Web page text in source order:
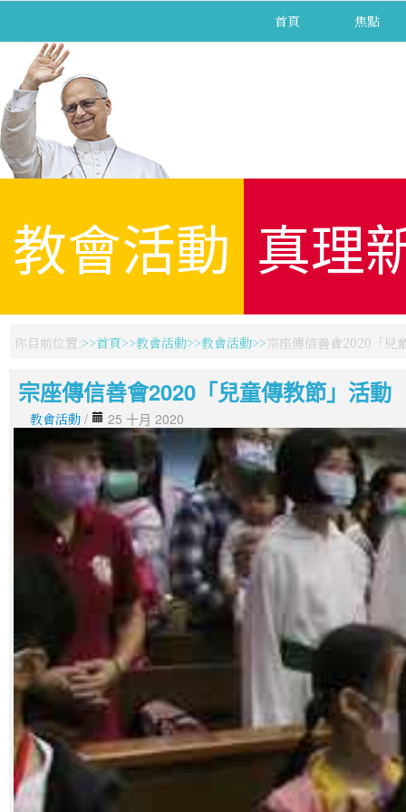
首頁 焦點
教會活動 真理
你目前位置: 首頁 教會活動 教會活動 宗座傳信善會2020「兒
宗座傳信善會2020「兒童傳教節」活動
教會活動 / 25 十月 2020